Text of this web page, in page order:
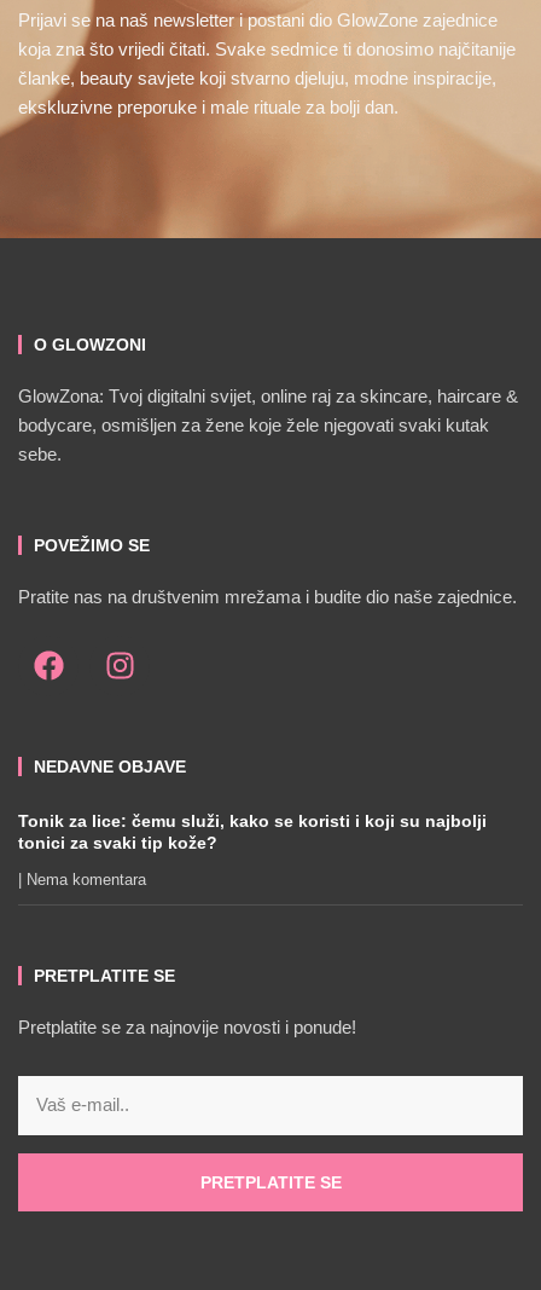
Prijavi se na naš newsletter i postani dio GlowZone zajednice
koja zna što vrijedi čitati. Svake sedmice ti donosimo najčitanije
članke, beauty savjete koji stvarno djeluju, modne inspiracije,
ekskluzivne preporuke i male rituale za bolji dan.
O GLOWZONI
GlowZona: Tvoj digitalni svijet, online raj za skincare, haircare &
bodycare, osmišljen za žene koje žele njegovati svaki kutak
sebe.
POVEŽIMO SE
Pratite nas na društvenim mrežama i budite dio naše zajednice.
NEDAVNE OBJAVE
Tonik za lice: čemu služi, kako se koristi i koji su najbolji
tonici za svaki tip kože?
Nema komentara
PRETPLATITE SE
Pretplatite se za najnovije novosti i ponude!
PRETPLATITE SE